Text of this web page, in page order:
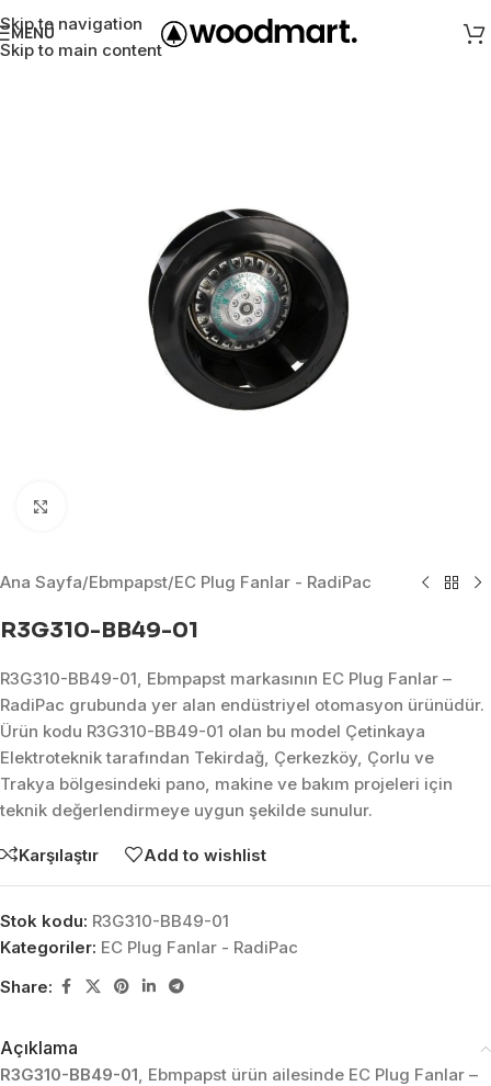
Skip to navigation
Skip to main content
MENÜ
Ana Sayfa/Ebmpapst/EC Plug Fanlar - RadiPac
R3G310-BB49-01
R3G310-BB49-01, Ebmpapst markasının EC Plug Fanlar –
RadiPac grubunda yer alan endüstriyel otomasyon ürünüdür.
Ürün kodu R3G310-BB49-01 olan bu model Çetinkaya
Elektroteknik tarafından Tekirdağ, Çerkezköy, Çorlu ve
Trakya bölgesindeki pano, makine ve bakım projeleri için
teknik değerlendirmeye uygun şekilde sunulur.
Karşılaştır Add to wishlist
Stok kodu: R3G310-BB49-01
Kategoriler: EC Plug Fanlar - RadiPac
Share:
Açıklama
R3G310-BB49-01, Ebmpapst ürün ailesinde EC Plug Fanlar –